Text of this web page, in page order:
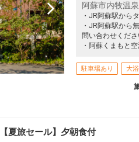
■大浴場のご案内
別館温浴施設「きごころの湯」は、阿
める施設です。
男女合わせて合計7種類のお風呂があり
す。
□営業時間：15:00～23:00/翌朝05:00
添い寝のお子様（小学生）は、現地に
阿蘇市内牧温
・JR阿蘇駅から
・JR阿蘇駅から
問い合わせくださ
・阿蘇くまもと
駐車場あり 大
【夏旅セール】夕朝食付